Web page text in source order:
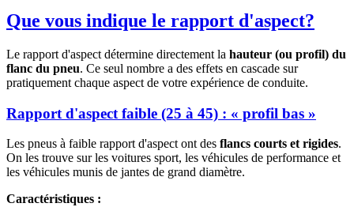
Que vous indique le rapport d'aspect?
Le rapport d'aspect détermine directement la hauteur (ou profil) du
flanc du pneu. Ce seul nombre a des effets en cascade sur
pratiquement chaque aspect de votre expérience de conduite.
Rapport d'aspect faible (25 à 45) : « profil bas »
Les pneus à faible rapport d'aspect ont des flancs courts et rigides.
On les trouve sur les voitures sport, les véhicules de performance et
les véhicules munis de jantes de grand diamètre.
Caractéristiques :